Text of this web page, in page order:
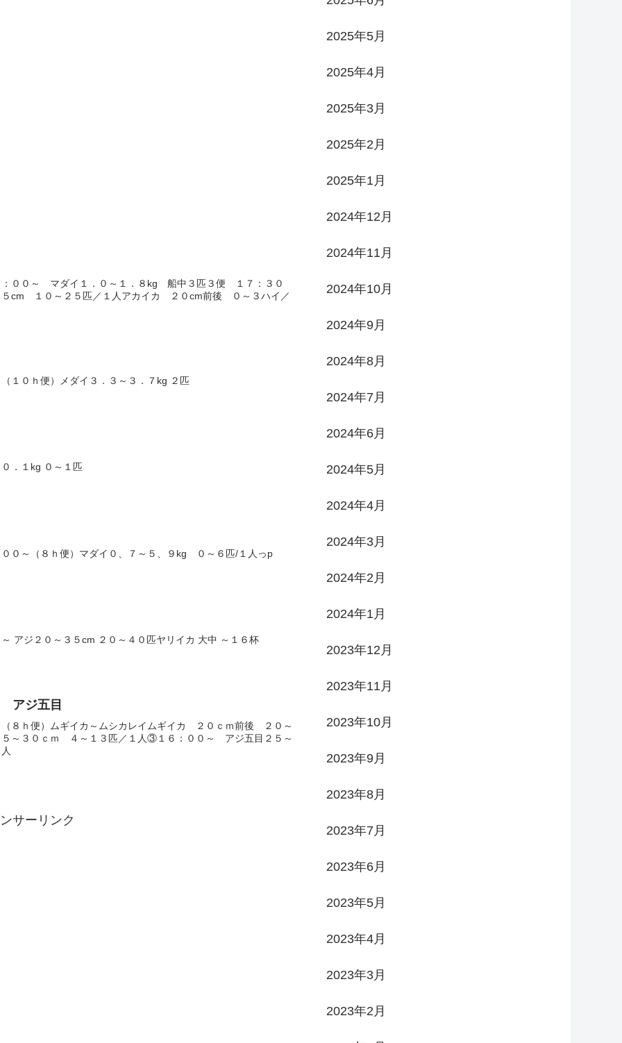
００～ マダイ１．０～１．８kg 船中３匹３便 １７：３０
cm １０～２５匹／１人アカイカ ２０cm前後 ０～３ハイ／
１０ｈ便）メダイ３．３～３．７kg ２匹
．１kg ０～１匹
０～（８ｈ便）マダイ０、７～５、９kg ０～６匹/１人っp
アジ２０～３５cm ２０～４０匹ヤリイカ 大中 ～１６杯
アジ五目
８ｈ便）ムギイカ～ムシカレイムギイカ ２０ｃｍ前後 ２０～
～３０ｃｍ ４～１３匹／１人③１６：００～ アジ五目２５～
サーリンク
2025年5月
2025年4月
2025年3月
2025年2月
2025年1月
2024年12月
2024年11月
2024年10月
2024年9月
2024年8月
2024年7月
2024年6月
2024年5月
2024年4月
2024年3月
2024年2月
2024年1月
2023年12月
2023年11月
2023年10月
2023年9月
2023年8月
2023年7月
2023年6月
2023年5月
2023年4月
2023年3月
2023年2月